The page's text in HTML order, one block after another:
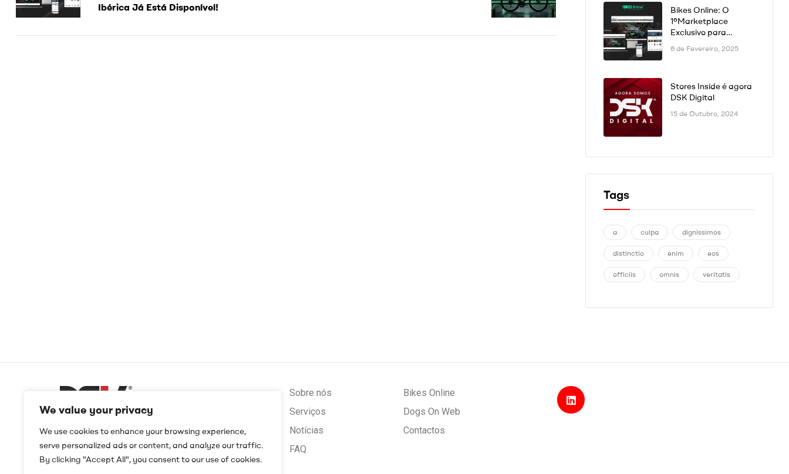
We value your privacy
We use cookies to enhance your browsing experience,
serve personalized ads or content, and analyze our traffic.
By clicking "Accept All", you consent to our use of cookies.
Ibérica Já Está Disponível!
Bikes Online: O
1ºMarketplace
Exclusivo para
Península Ibérica Já
6 de Fevereiro, 2025
Stores Inside é agora
DSK Digital
15 de Outubro, 2024
Tags
a culpa dignissimos
distinctio enim eos
officiis omnis veritatis
DSK
Digital
Sobre nós
Serviços
Notícias
FAQ
Bikes Online
Dogs On Web
Contactos